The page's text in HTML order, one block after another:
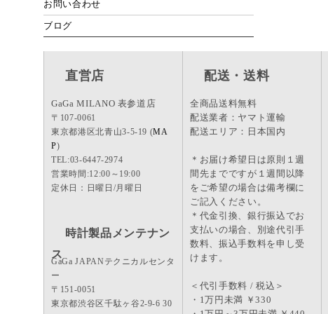
お問い合わせ
ブログ
直営店
GaGa MILANO 表参道店
〒107-0061
東京都港区北青山3-5-19 (MA
P)
TEL:03-6447-2974
営業時間:12:00～19:00
定休日：日曜日/月曜日
時計製品メンテナン
ス
GaGa JAPANテクニカルセンタ
ー
〒151-0051
東京都渋谷区千駄ヶ谷2-9-6 30
配送・送料
全商品送料無料
配送業者：ヤマト運輸
配送エリア：日本国内
＊お届け希望日は原則１週
間先までですが１週間以降
をご希望の場合は備考欄に
ご記入ください。
＊代金引換、銀行振込でお
支払いの場合、別途代引手
数料、振込手数料を申し受
けます。
＜代引手数料 / 税込＞
・1万円未満 ￥330